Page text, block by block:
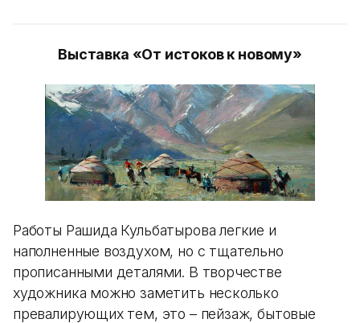
Выставка «От истоков к новому»
Работы Рашида Кульбатырова легкие и
наполненные воздухом, но с тщательно
прописанными деталями. В творчестве
художника можно заметить несколько
превалирующих тем, это – пейзаж, бытовые